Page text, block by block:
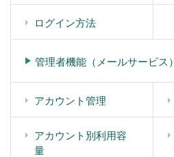
ログイン方法
管理者機能（メールサービス）
アカウント管理
アカウント別利用容
量